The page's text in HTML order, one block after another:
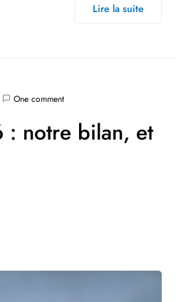
Lire la suite
One comment
: notre bilan, et